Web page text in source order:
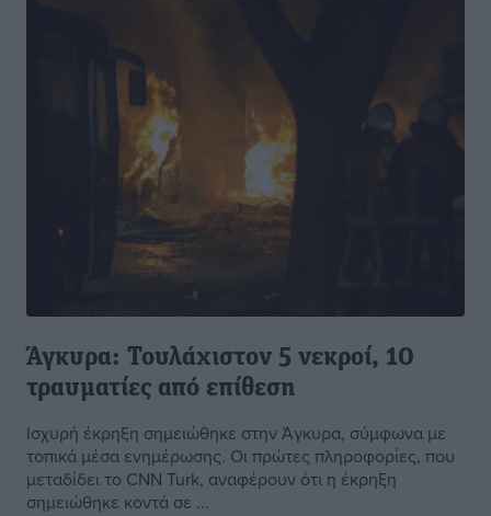
Άγκυρα: Τουλάχιστον 5 νεκροί, 10
τραυματίες από επίθεση
Ισχυρή έκρηξη σημειώθηκε στην Άγκυρα, σύμφωνα με
τοπικά μέσα ενημέρωσης. Οι πρώτες πληροφορίες, που
μεταδίδει το CNN Turk, αναφέρουν ότι η έκρηξη
σημειώθηκε κοντά σε ...